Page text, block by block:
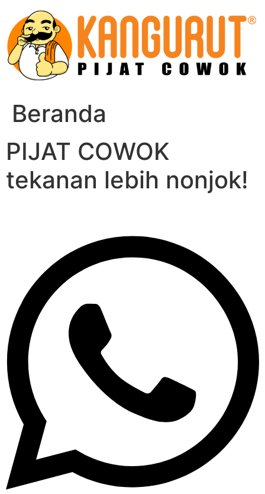
content
Beranda
PIJAT COWOK
tekanan lebih nonjok!